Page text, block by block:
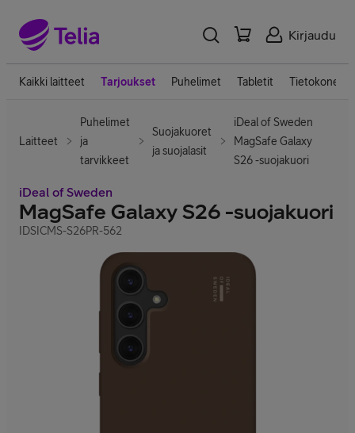
Kirjaudu
Kaikki laitteet Tarjoukset Puhelimet Tabletit Tietokoneet
Laitteet
Puhelimet
ja
tarvikkeet
Suojakuoret
ja suojalasit
iDeal of Sweden
MagSafe Galaxy
S26 -suojakuori
iDeal of Sweden
MagSafe Galaxy S26 -suojakuori
IDSICMS-S26PR-562